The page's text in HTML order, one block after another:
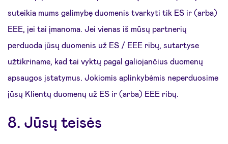
suteikia mums galimybę duomenis tvarkyti tik ES ir (arba)
EEE, jei tai įmanoma. Jei vienas iš mūsų partnerių
perduoda jūsų duomenis už ES / EEE ribų, sutartyse
užtikriname, kad tai vyktų pagal galiojančius duomenų
apsaugos įstatymus. Jokiomis aplinkybėmis neperduosime
jūsų Klientų duomenų už ES ir (arba) EEE ribų.
8. Jūsų teisės